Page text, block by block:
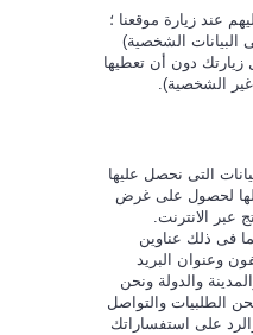
عند زيارة موقعنا ؛
البيانات الشخصية)
زيارتك دون أن تعطيها
غير الشخصية).
التى نحصل عليها
لحصول على غرض
عبر الانترنت.
فى ذلك عناوين
وعنوان البريد
والدولة ونحن
الطلبيات والتواصل
على استفساراتك